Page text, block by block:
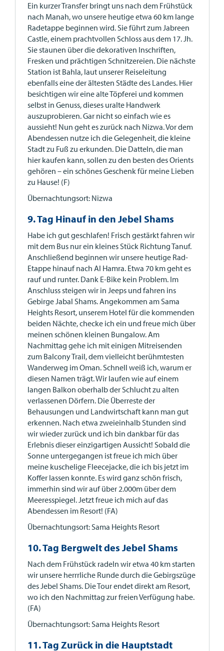
Ein kurzer Transfer bringt uns nach dem Frühstück
nach Manah, wo unsere heutige etwa 60 km lange
Radetappe beginnen wird. Sie führt zum Jabreen
Castle, einem prachtvollen Schloss aus dem 17. Jh.
Sie staunen über die dekorativen Inschriften,
Fresken und prächtigen Schnitzereien. Die nächste
Station ist Bahla, laut unserer Reiseleitung
ebenfalls eine der ältesten Städte des Landes. Hier
besichtigen wir eine alte Töpferei und kommen
selbst in Genuss, dieses uralte Handwerk
auszuprobieren. Gar nicht so einfach wie es
aussieht! Nun geht es zurück nach Nizwa. Vor dem
Abendessen nutze ich die Gelegenheit, die kleine
Stadt zu Fuß zu erkunden. Die Datteln, die man
hier kaufen kann, sollen zu den besten des Orients
gehören – ein schönes Geschenk für meine Lieben
zu Hause! (F)
Übernachtungsort: Nizwa
9. Tag Hinauf in den Jebel Shams
Habe ich gut geschlafen! Frisch gestärkt fahren wir
mit dem Bus nur ein kleines Stück Richtung Tanuf.
Anschließend beginnen wir unsere heutige Rad-
Etappe hinauf nach Al Hamra. Etwa 70 km geht es
rauf und runter. Dank E-Bike kein Problem. Im
Anschluss steigen wir in Jeeps und fahren ins
Gebirge Jabal Shams. Angekommen am Sama
Heights Resort, unserem Hotel für die kommenden
beiden Nächte, checke ich ein und freue mich über
meinen schönen kleinen Bungalow. Am
Nachmittag gehe ich mit einigen Mitreisenden
zum Balcony Trail, dem vielleicht berühmtesten
Wanderweg im Oman. Schnell weiß ich, warum er
diesen Namen trägt. Wir laufen wie auf einem
langen Balkon oberhalb der Schlucht zu alten
verlassenen Dörfern. Die Überreste der
Behausungen und Landwirtschaft kann man gut
erkennen. Nach etwa zweieinhalb Stunden sind
wir wieder zurück und ich bin dankbar für das
Erlebnis dieser einzigartigen Aussicht! Sobald die
Sonne untergegangen ist freue ich mich über
meine kuschelige Fleecejacke, die ich bis jetzt im
Koffer lassen konnte. Es wird ganz schön frisch,
immerhin sind wir auf über 2.000m über dem
Meeresspiegel. Jetzt freue ich mich auf das
Abendessen im Resort! (FA)
Übernachtungsort: Sama Heights Resort
10. Tag Bergwelt des Jebel Shams
Nach dem Frühstück radeln wir etwa 40 km starten
wir unsere herrrliche Runde durch die Gebirgszüge
des Jebel Shams. Die Tour endet direkt am Resort,
wo ich den Nachmittag zur freien Verfügung habe.
(FA)
Übernachtungsort: Sama Heights Resort
11. Tag Zurück in die Hauptstadt